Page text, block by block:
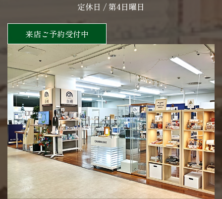
定休日 / 第4日曜日
来店ご予約受付中